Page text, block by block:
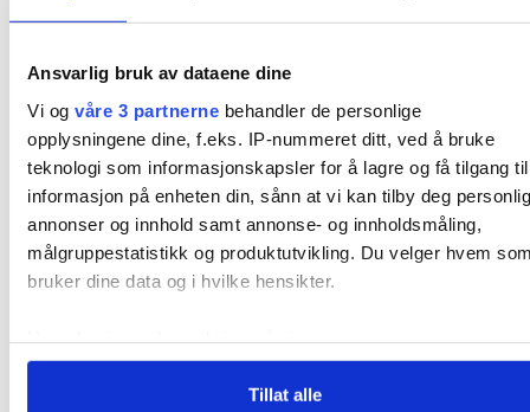
Ansvarlig bruk av dataene dine
Vi og våre 3 partnerne behandler de personlige
opplysningene dine, f.eks. IP-nummeret ditt, ved å bruke
teknologi som informasjonskapsler for å lagre og få tilgang til
informasjon på enheten din, sånn at vi kan tilby deg
annonser og innhold samt annonse- og innholdsmåling,
målgruppestatistikk og produktutvikling. Du velger hvem
bruker dine data og i hvilke hensikter.
beliggenheten din, som kan være nøyaktig innenfor flere
Tillat alle